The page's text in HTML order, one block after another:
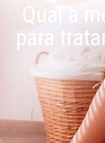
Qual a
para